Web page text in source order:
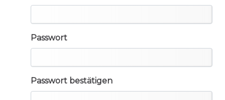
Passwort
Passwort bestätigen